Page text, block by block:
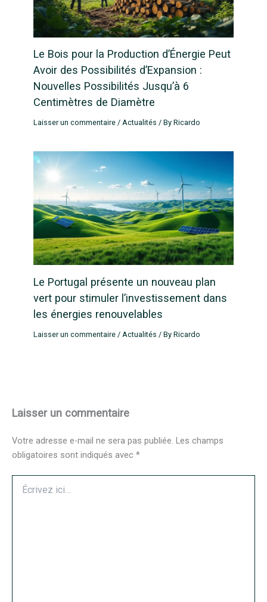
Le Bois pour la Production d’Énergie Peut
Avoir des Possibilités d’Expansion :
Nouvelles Possibilités Jusqu’à 6
Centimètres de Diamètre
Laisser un commentaire /Actualités / ByRicardo
Le Portugal présente un nouveau plan
vert pour stimuler l’investissement dans
les énergies renouvelables
Laisser un commentaire / Actualités / ByRicardo
Laisser un commentaire
Votre adresse e-mail ne sera pas publiée. Les champs
obligatoires sont indiqués avec *
ici…